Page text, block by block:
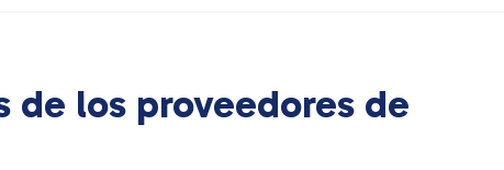
de los proveedores de